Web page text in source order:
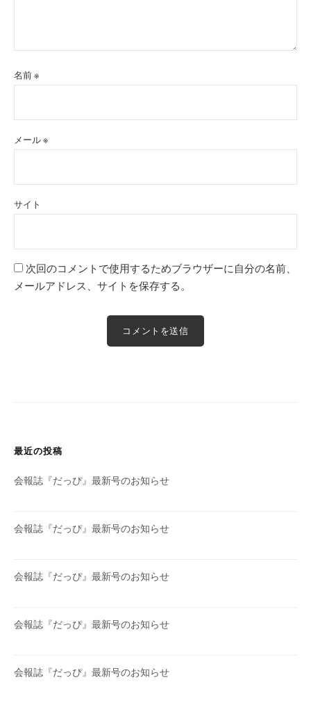
名前※
メール※
サイト
次回のコメントで使用するためブラウザーに自分の名前、
メールアドレス、サイトを保存する。
最近の投稿
会報誌『だっぴ』最新号のお知らせ
会報誌『だっぴ』最新号のお知らせ
会報誌『だっぴ』最新号のお知らせ
会報誌『だっぴ』最新号のお知らせ
会報誌『だっぴ』最新号のお知らせ